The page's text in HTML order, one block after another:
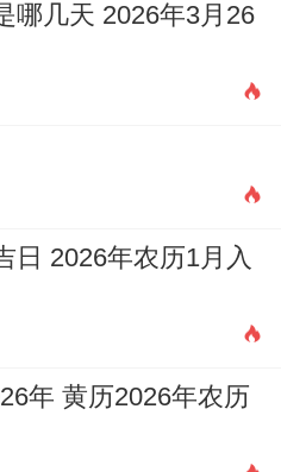
；忌：无明确禁忌；
）、卯时（05:00-
（19:00-20:59）、
；适合人群：商业活
推进,是事业推进的好
；宜:祭祀、祈福、求
、交易、立券、栽
哪几天 2026年3月26
日 2026年农历1月入
年 黄历2026年农历